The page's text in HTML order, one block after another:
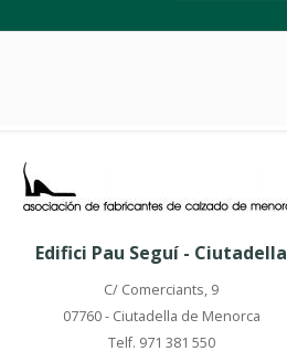
Edifici Pau Seguí - Ciutadella
C/ Comerciants, 9
07760 - Ciutadella de Menorca
Telf. 971 381 550